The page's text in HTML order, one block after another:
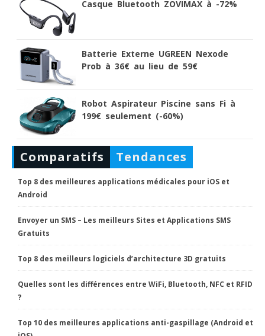
Casque Bluetooth ZOVIMAX à -72%
Batterie Externe UGREEN Nexode
Prob à 36€ au lieu de 59€
Robot Aspirateur Piscine sans Fi à
199€ seulement (-60%)
Comparatifs Tendances
Top 8 des meilleures applications médicales pour iOS et
Android
Envoyer un SMS – Les meilleurs Sites et Applications SMS
Gratuits
Top 8 des meilleurs logiciels d’architecture 3D gratuits
Quelles sont les différences entre WiFi, Bluetooth, NFC et RFID
?
Top 10 des meilleures applications anti-gaspillage (Android et